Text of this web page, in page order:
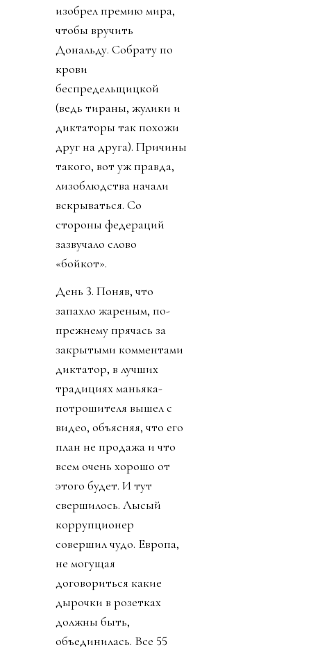
изобрел премию мира,
чтобы вручить
Дональду. Собрату по
крови
беспредельщицкой
(ведь тираны, жулики и
диктаторы так похожи
друг на друга). Причины
такого, вот уж правда,
лизоблюдства начали
вскрываться. Со
стороны федераций
зазвучало слово
«бойкот».
День 3. Поняв, что
запахло жареным, по-
прежнему прячась за
закрытыми комментами
диктатор, в лучших
традициях маньяка-
потрошителя вышел с
видео, объясняя, что его
план не продажа и что
всем очень хорошо от
этого будет. И тут
свершилось. Лысый
коррупционер
совершил чудо. Европа,
не могущая
договориться какие
дырочки в розетках
должны быть,
объединилась. Все 55